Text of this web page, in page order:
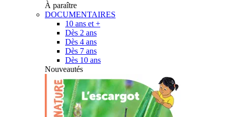
À paraître
DOCUMENTAIRES
10 ans et +
Dès 2 ans
Dès 4 ans
Dès 7 ans
Dès 10 ans
Nouveautés